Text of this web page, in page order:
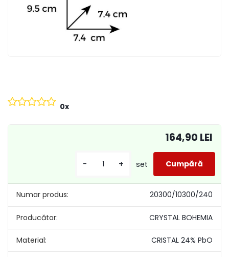
0x
Numar produs: 20300/10300/240
Producător: CRYSTAL BOHEMIA
Material: CRISTAL 24% PbO
164,90 LEI
- + set